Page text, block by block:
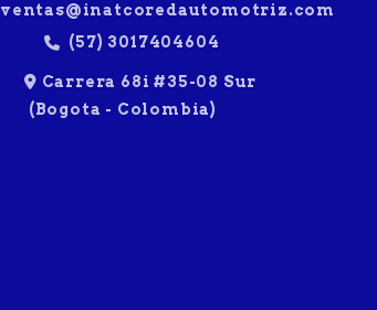
ventas@inatcoredautomotriz.com
(57) 3017404604
Carrera 68i #35-08 Sur
(Bogota - Colombia)